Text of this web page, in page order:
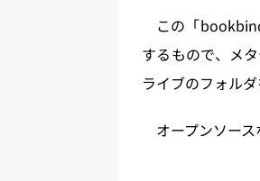
この「
するもので、メ
ライブのフォルダ
オープンソース